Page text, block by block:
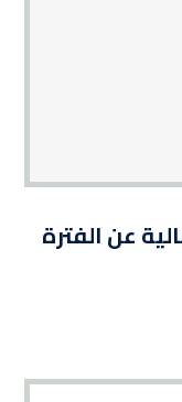
عن الفترة